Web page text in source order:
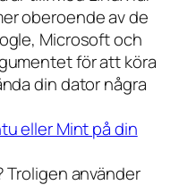
oberoende av de
Microsoft och
för att köra
din dator några
eller Mint på din
Troligen använder